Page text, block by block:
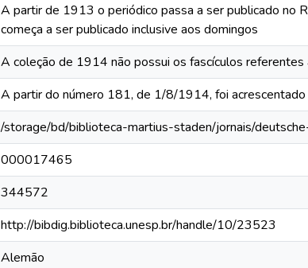
A partir de 1913 o periódico passa a ser publicado no
começa a ser publicado inclusive aos domingos
A coleção de 1914 não possui os fascículos referentes
A partir do número 181, de 1/8/1914, foi acrescentado
/storage/bd/biblioteca-martius-staden/jornais/
000017465
344572
http://bibdig.biblioteca.unesp.br/handle/10/23523
Alemão